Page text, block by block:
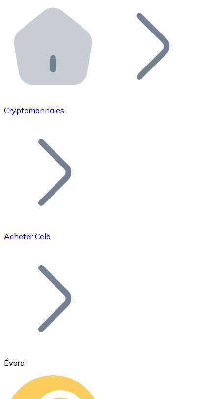
Distributeurs automatiques Bitnovo
Intégrez un ATM Bitnovo dans votre entreprise et
API Bitnovo
Intégrez notre API dans votre écosystème.
Rejoignez notre réseau de distributeurs et
Ajoutez le token de votre projet à notre service
Bitcoin
Cryptomonnaies
Acheter Celo
Évora